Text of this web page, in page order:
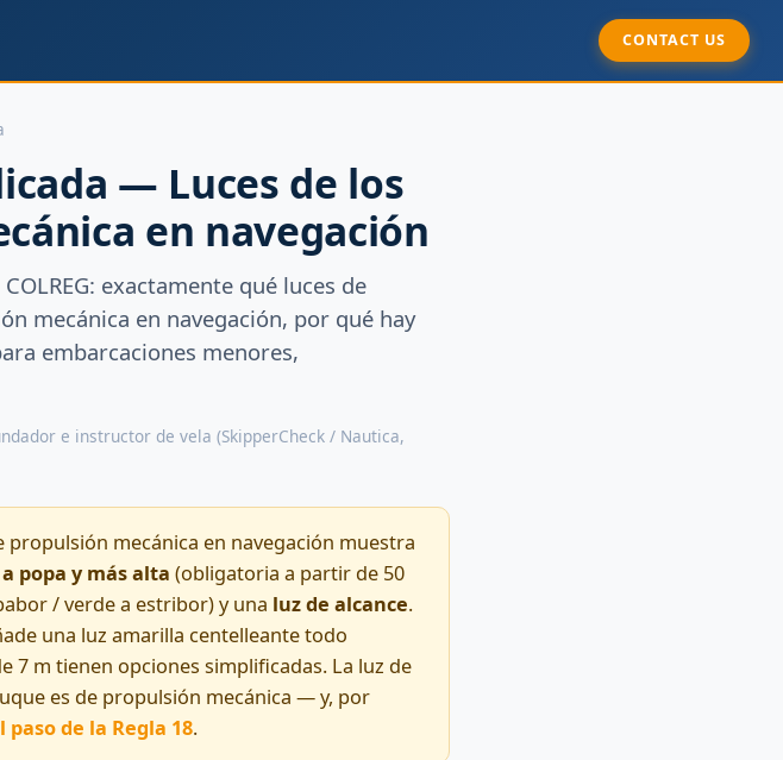
CONTACT US
— Luces de los
en navegación
exactamente qué luces de
mecánica en navegación, por qué hay
embarcaciones menores,
e instructor de vela (SkipperCheck / Nautica,
propulsión mecánica en navegación muestra
popa y más alta (obligatoria a partir de 50
/ verde a estribor) y una luz de alcance.
una luz amarilla centelleante todo
7 m tienen opciones simplificadas. La luz de
es de propulsión mecánica — y, por
de la Regla 18.